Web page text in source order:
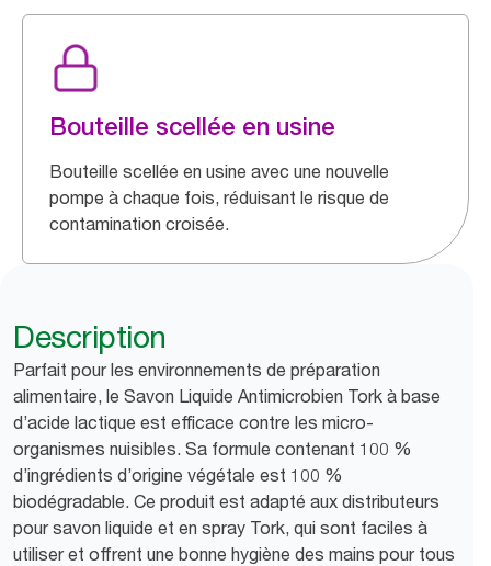
Bouteille scellée en usine
Bouteille scellée en usine avec une nouvelle
pompe à chaque fois, réduisant le risque de
contamination croisée.
Description
Parfait pour les environnements de préparation
alimentaire, le Savon Liquide Antimicrobien Tork à base
d’acide lactique est efficace contre les micro-
organismes nuisibles. Sa formule contenant 100 %
d’ingrédients d’origine végétale est 100 %
biodégradable. Ce produit est adapté aux distributeurs
pour savon liquide et en spray Tork, qui sont faciles à
utiliser et offrent une bonne hygiène des mains pour tous